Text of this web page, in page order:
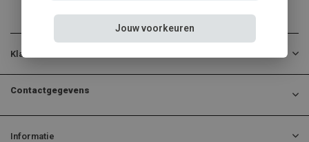
Klantenservice
Contactgegevens
Informatie
Jouw voorkeuren